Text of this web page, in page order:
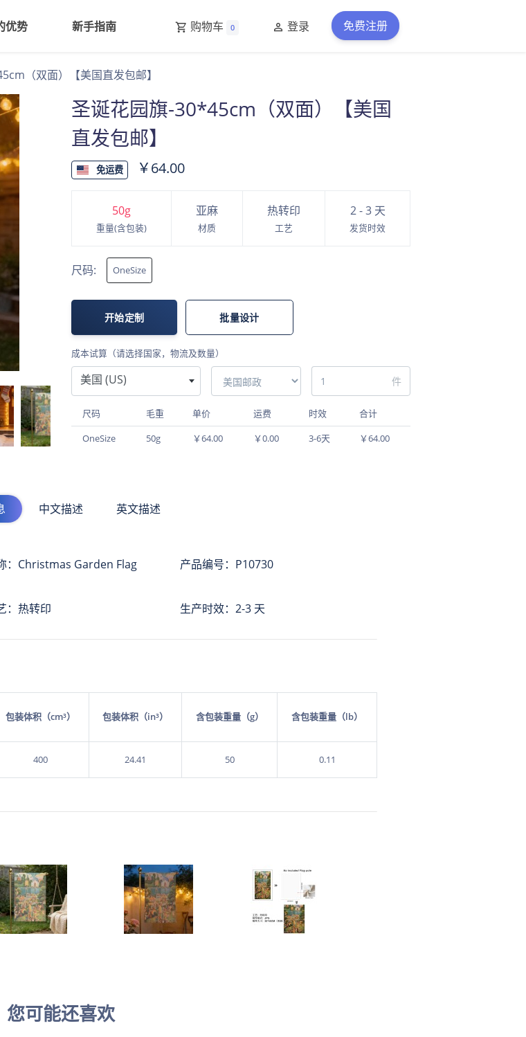
优势 新手指南 购物车 0 登录 免费注册
（双面）【美国直发包邮】
圣诞花园旗-30*45cm（双面）【美国
直发包邮】
免运费 ￥64.00
50g
重量(含包装)
亚麻
材质
热转印
工艺
2 - 3 天
发货时效
尺码: OneSize
开始定制 批量设计
成本试算（请选择国家，物流及数量）
美国 (US) 件
尺码 毛重 单价 运费 时效
合计
OneSize
50g ￥64.00 ￥0.00 3-6天 ￥64.00
中文描述 英文描述
：Christmas Garden Flag 产品编号：P10730
：热转印 生产时效：2-3 天
包装体积（cm³） 包装体积（in³） 含包装重量（g） 含包装重量（lb）
400 24.41 50 0.11
您可能还喜欢